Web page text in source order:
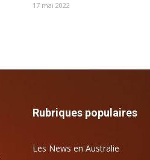
17 mai 2022
Rubriques populaires
Les News en Australie